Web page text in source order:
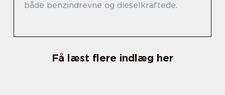
både benzindrevne og dieselkraftede.
Få læst flere indlæg her